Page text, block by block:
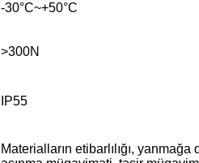
-30°C~+50°C
>300N
IP55
Materialların etibarlılığı, yanmağa